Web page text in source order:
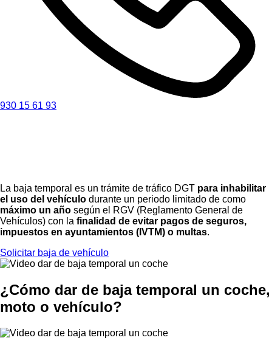
930 15 61 93
La baja temporal es un trámite de tráfico DGT para inhabilitar
el uso del vehículo durante un periodo limitado de como
máximo un año según el RGV (Reglamento General de
Vehículos) con la finalidad de evitar pagos de seguros,
impuestos en ayuntamientos (IVTM) o multas.
Solicitar baja de vehículo
¿Cómo dar de baja temporal un coche,
moto o vehículo?